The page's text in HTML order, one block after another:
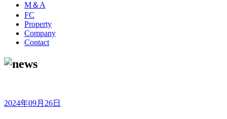
M＆A
FC
Property
Company
Contact
2024年09月26日